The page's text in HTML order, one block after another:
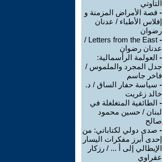
التاوتي
- قصة الأمراض المزمنة و
إفلاس الأطباء / عدنان
رضوان
-
Letters from the East /
عدنان رضوان
- العولمة الرأسمالية:
جدل المجرد والملموس /
فاخر جاسم
- سياسة حفار الساق / د.
خالد زغريت
- الطائفية المتغلغلة في
لبنان / حسين محمود
صالح
- صدى دولي لكتاباتي: من
إحدى أبرز مفكرات اليسار
الإيطالي إلى أ ... / رزكار
عقراوي